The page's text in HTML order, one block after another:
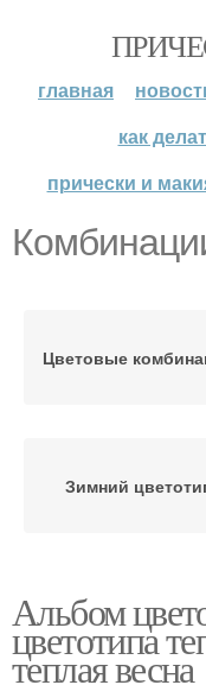
главная
как
прически и
Цветовые
Зимний
Цвета для
Альбом
цветотипа
теплая весна